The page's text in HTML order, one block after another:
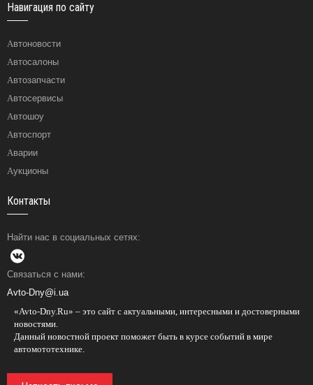
Навигация по сайту
Автоновости
Автосалоны
Автозапчасти
Автосервисы
Автошоу
Автоспорт
Аварии
Аукционы
Контакты
Найти нас в социальных сетях:
Связаться с нами:
Avto-Dny@i.ua
«Avto-Dny.Ru» – это сайт с актуальными, интересными и достоверными
новостями.
Данный новостной проект поможет быть в курсе событий в мире
автомототехнике.